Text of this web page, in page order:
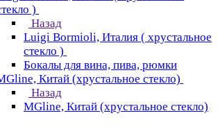
)
Назад
Luigi Bormioli, Италия ( хрустальное
стекло )
Бокалы для вина, пива, рюмки
Китай (хрустальное стекло)
Назад
MGline, Китай (хрустальное стекло)